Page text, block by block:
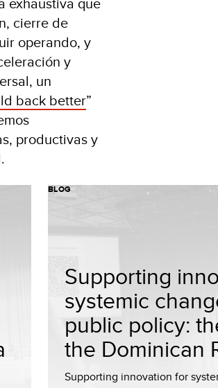
cierre de
operando, y
y
un
back better”
productivas y
BLOG
Supporting
systemic
public policy:
the Dominican
Supporting innovation for